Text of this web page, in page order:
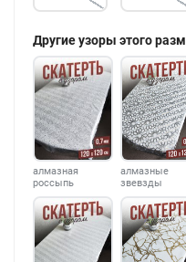
Другие узоры этого
алмазная
россыпь
алмазные
звевзды